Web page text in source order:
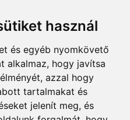
használ
és egyéb nyomkövető
alkalmaz, hogy javítsa
azzal hogy
tartalmakat és
jelenít meg, és
tájékoztató
maga sem
jog fenntartva.